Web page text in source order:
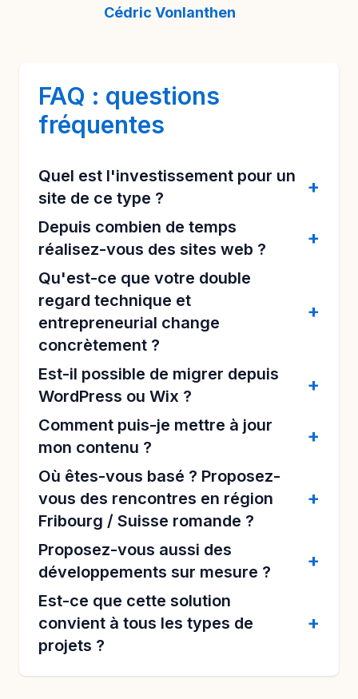
Cédric Vonlanthen
FAQ : questions
fréquentes
Quel est l'investissement pour un
site de ce type ?
Depuis combien de temps
réalisez-vous des sites web ?
Qu'est-ce que votre double
regard technique et
entrepreneurial change
concrètement ?
Est-il possible de migrer depuis
WordPress ou Wix ?
Comment puis-je mettre à jour
mon contenu ?
Où êtes-vous basé ? Proposez-
vous des rencontres en région
Fribourg / Suisse romande ?
Proposez-vous aussi des
développements sur mesure ?
Est-ce que cette solution
convient à tous les types de
projets ?